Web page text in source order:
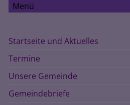
Menü
Startseite und Aktuelles
Termine
Unsere Gemeinde
Gemeindebriefe